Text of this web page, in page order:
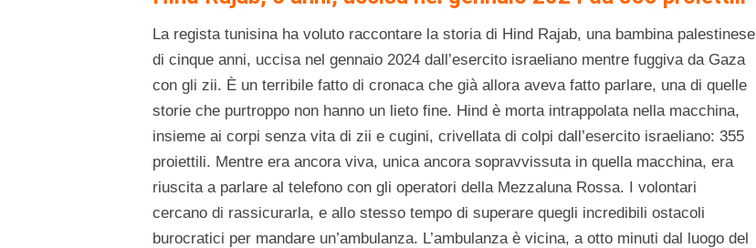
La regista tunisina ha voluto raccontare la storia di Hind Rajab, una bambina palestinese
di cinque anni, uccisa nel gennaio 2024 dall’esercito israeliano mentre fuggiva da Gaza
con gli zii. È un terribile fatto di cronaca che già allora aveva fatto parlare, una di quelle
storie che purtroppo non hanno un lieto fine. Hind è morta intrappolata nella macchina,
insieme ai corpi senza vita di zii e cugini, crivellata di colpi dall’esercito israeliano: 355
proiettili. Mentre era ancora viva, unica ancora sopravvissuta in quella macchina, era
riuscita a parlare al telefono con gli operatori della Mezzaluna Rossa. I volontari
cercano di rassicurarla, e allo stesso tempo di superare quegli incredibili ostacoli
burocratici per mandare un’ambulanza. L’ambulanza è vicina, a otto minuti dal luogo del